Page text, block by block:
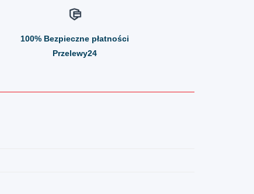
można
produktu
100% Bezpieczne płatności
Przelewy24